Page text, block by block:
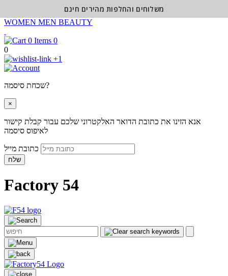
WOMEN MEN BEAUTY
0
0
+1
שכחת סיסמה?
×
אנא הזינו את כתובת הדואר האלקטרוני שלכם עבור קבלת קישור
לאיפוס סיסמה
שלח
Factory 54
משלוחים והחלפות מהירים חינם